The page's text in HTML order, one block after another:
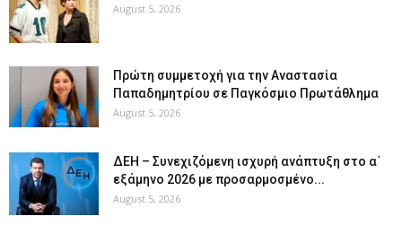
August 5, 2026
Πρώτη συμμετοχή για την Αναστασία
Παπαδημητρίου σε Παγκόσμιο Πρωτάθλημα
August 5, 2026
ΔΕΗ – Συνεχιζόμενη ισχυρή ανάπτυξη στο α΄
εξάμηνο 2026 με προσαρμοσμένο...
August 5, 2026